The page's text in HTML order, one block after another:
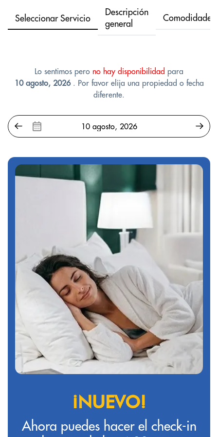
Seleccionar Servicio
Descripción
general
Comodidades
Lo sentimos pero no hay disponibilidad para
10 agosto, 2026. Por favor elija una propiedad o fecha
diferente.
¡NUEVO!
Ahora puedes hacer el check-in